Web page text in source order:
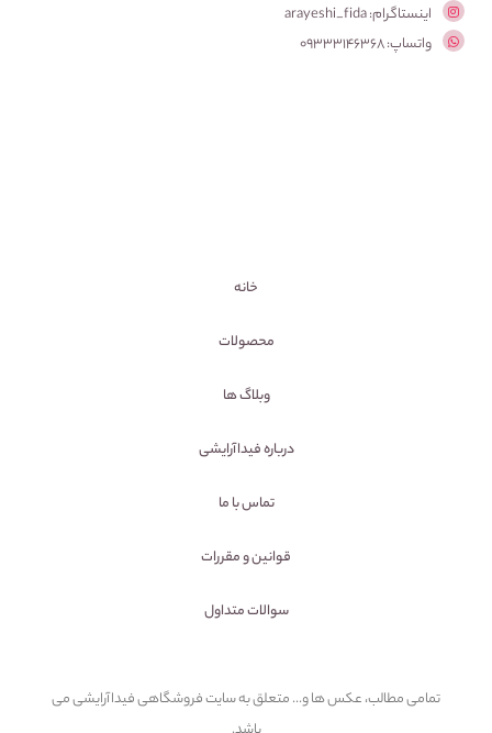
اینستاگرام: arayeshi_fida
واتساپ: 09333146368
خانه
محصولات
وبلاگ ها
درباره فیداآرایشی
تماس با ما
قوانین و مقررات
سوالات متداول
تمامی مطالب، عکس ها و... متعلق به سایت فروشگاهی فیداآرایشی می